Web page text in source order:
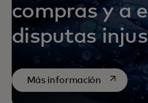
compras y a
disputas
Más informaciónse abre en